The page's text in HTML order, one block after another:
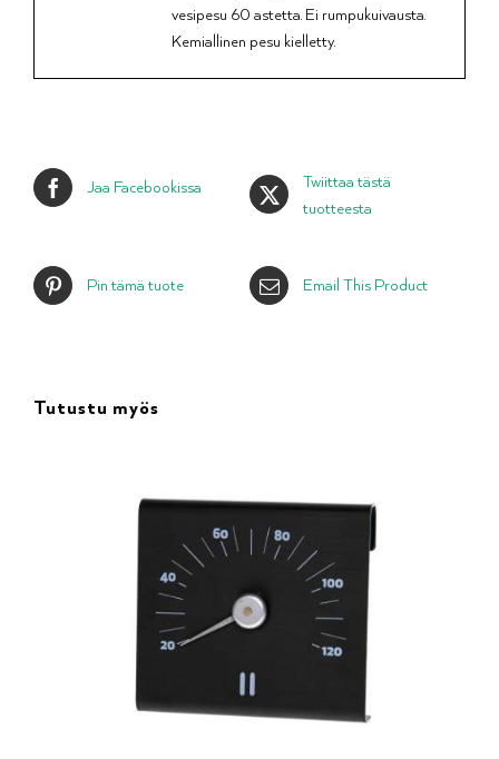
vesipesu 60 astetta. Ei rumpukuivausta.
Kemiallinen pesu kielletty.
Jaa Facebookissa
Twiittaa tästä
tuotteesta
Pin tämä tuote Email This Product
Tutustu myös